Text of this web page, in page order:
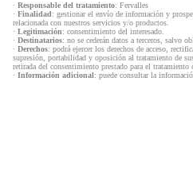
· Responsable del tratamiento: Fervalles
· Finalidad: gestionar el envío de información y
relacionada con nuestros servicios y/o productos.
· Legitimación: consentimiento del interesado.
· Destinatarios: no se cederán datos a terceros, salvo
· Derechos: podrá ejercer los derechos de acceso,
supresión, portabilidad y oposición al tratamiento de
retirada del consentimiento prestado para el tratamiento
· Información adicional: puede consultar la